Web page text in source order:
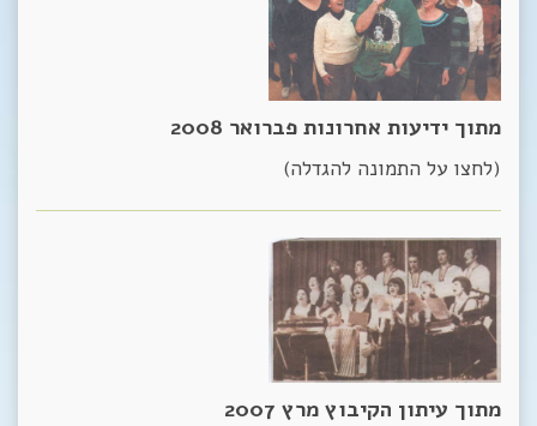
מתוך ידיעות אחרונות פברואר 2008
(לחצו על התמונה להגדלה)
מתוך עיתון הקיבוץ מרץ 2007